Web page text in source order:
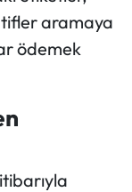
aramaya
ödemek